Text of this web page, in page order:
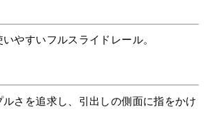
やすいフルスライドレール。
さを追求し、引出しの側面に指をかけ